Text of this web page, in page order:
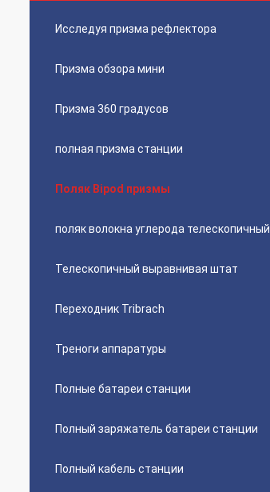
Исследуя призма рефлектора
Призма обзора мини
Призма 360 градусов
полная призма станции
Поляк Bipod призмы
поляк волокна углерода телескопичный
Телескопичный выравнивая штат
Переходник Tribrach
Треноги аппаратуры
Полные батареи станции
Полный заряжатель батареи станции
Полный кабель станции